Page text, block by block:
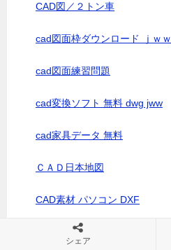
CAD図／２トン車
cad図面枠ダウンロード ｊｗｗ
cad図面練習問題
cad変換ソフト 無料 dwg jww
cad家具データ 無料
ＣＡＤ日本地図
CAD素材 パソコン DXF
CAD素材ｶｰﾌﾞﾐﾗｰ
シェア